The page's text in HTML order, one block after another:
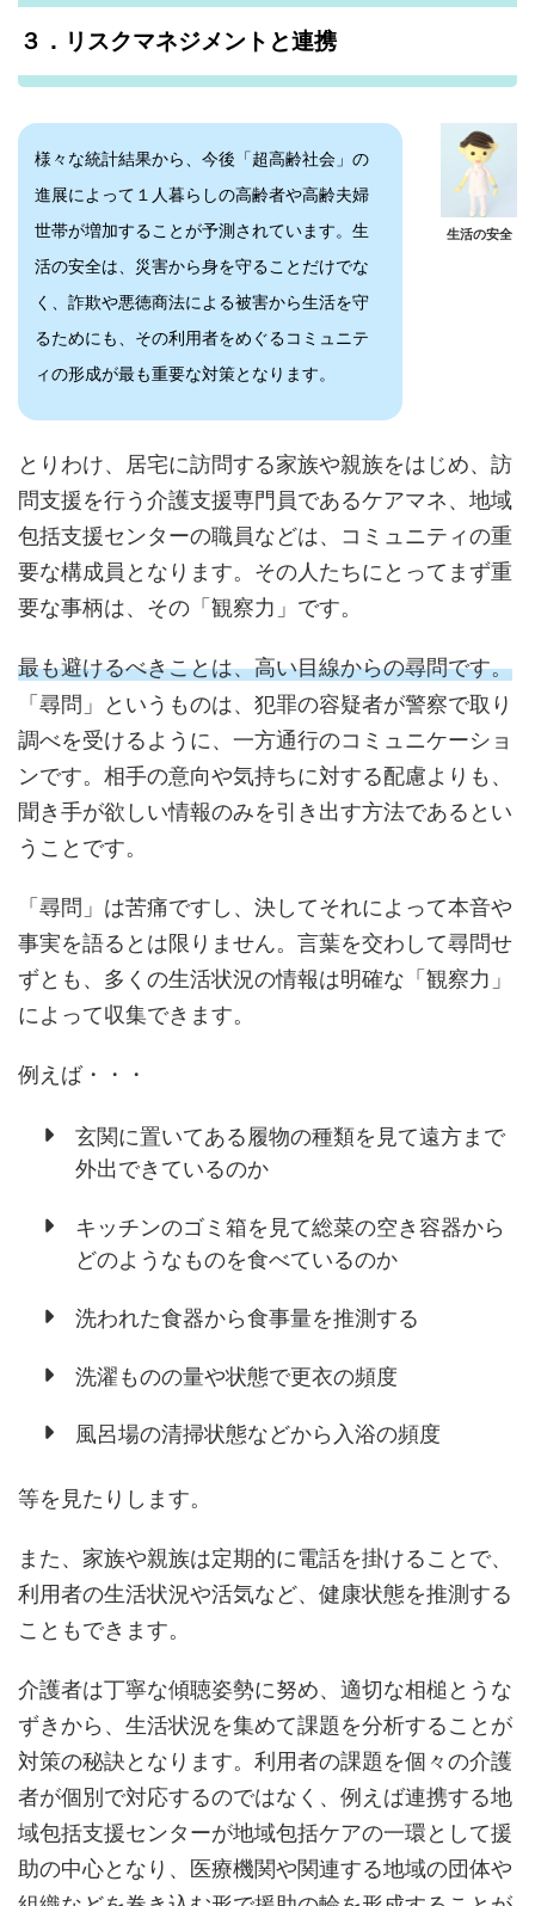
３．リスクマネジメントと連携
生活の安全
様々な統計結果から、今後「超高齢社会」の
進展によって１人暮らしの高齢者や高齢夫婦
世帯が増加することが予測されています。生
活の安全は、災害から身を守ることだけでな
く、詐欺や悪徳商法による被害から生活を守
るためにも、その利用者をめぐるコミュニテ
ィの形成が最も重要な対策となります。
とりわけ、居宅に訪問する家族や親族をはじめ、訪
問支援を行う介護支援専門員であるケアマネ、地域
包括支援センターの職員などは、コミュニティの重
要な構成員となります。その人たちにとってまず重
要な事柄は、その「観察力」です。
最も避けるべきことは、高い目線からの尋問です。
「尋問」というものは、犯罪の容疑者が警察で取り
調べを受けるように、一方通行のコミュニケーショ
ンです。相手の意向や気持ちに対する配慮よりも、
聞き手が欲しい情報のみを引き出す方法であるとい
うことです。
「尋問」は苦痛ですし、決してそれによって本音や
事実を語るとは限りません。言葉を交わして尋問せ
ずとも、多くの生活状況の情報は明確な「観察力」
によって収集できます。
例えば・・・
玄関に置いてある履物の種類を見て遠方まで
外出できているのか
キッチンのゴミ箱を見て総菜の空き容器から
どのようなものを食べているのか
洗われた食器から食事量を推測する
洗濯ものの量や状態で更衣の頻度
風呂場の清掃状態などから入浴の頻度
等を見たりします。
また、家族や親族は定期的に電話を掛けることで、
利用者の生活状況や活気など、健康状態を推測する
こともできます。
介護者は丁寧な傾聴姿勢に努め、適切な相槌とうな
ずきから、生活状況を集めて課題を分析することが
対策の秘訣となります。利用者の課題を個々の介護
者が個別で対応するのではなく、例えば連携する地
域包括支援センターが地域包括ケアの一環として援
助の中心となり、医療機関や関連する地域の団体や